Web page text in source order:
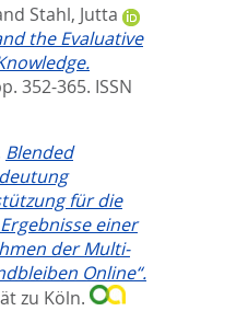
Stahl, Jutta
the Evaluative
352-365. ISSN
Blended
für die
einer
der Multi-
Online“.
zu Köln.